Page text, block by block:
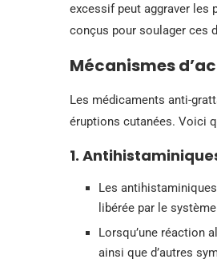
excessif peut aggraver les
conçus pour soulager ces
Mécanismes
Les médicaments anti-
éruptions cutanées. Voici
1.
Les
libérée par le
Lorsqu’une réaction
ainsi que d’autres